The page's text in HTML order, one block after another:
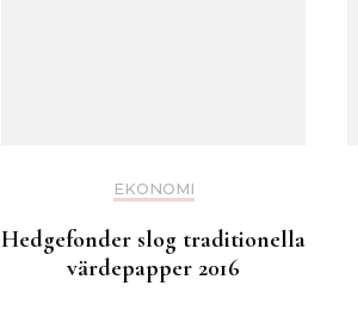
EKONOMI
Hedgefonder slog traditionella
värdepapper 2016